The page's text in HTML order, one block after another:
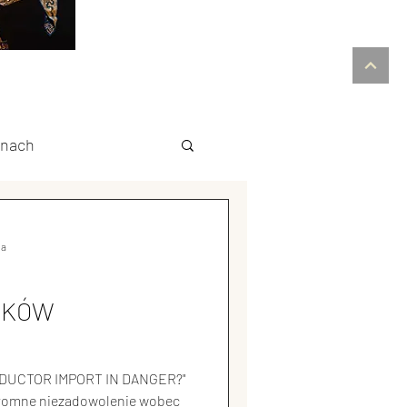
w Chinach
IMPORT IN DANGER?"
niezadowolenie wobec